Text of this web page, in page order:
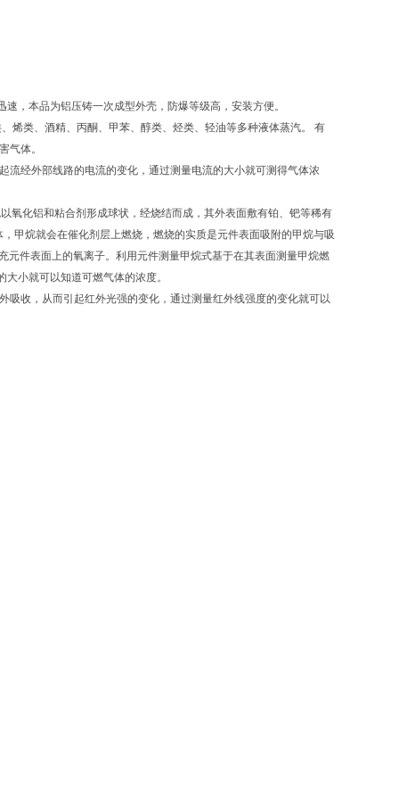
，本品为铝压铸一次成型外壳，防爆等级高，安装方便。
烯类、酒精、丙酮、甲苯、醇类、烃类、轻油等多种液体蒸汽。 有
气体。
流经外部线路的电流的变化，通过测量电流的大小就可测得气体浓
氧化铝和粘合剂形成球状，经烧结而成，其外表面敷有铂、钯等稀有
甲烷就会在催化剂层上燃烧，燃烧的实质是元件表面吸附的甲烷与吸
件表面上的氧离子。利用元件测量甲烷式基于在其表面测量甲烷燃
小就可以知道可燃气体的浓度。
收，从而引起红外光强的变化，通过测量红外线强度的变化就可以